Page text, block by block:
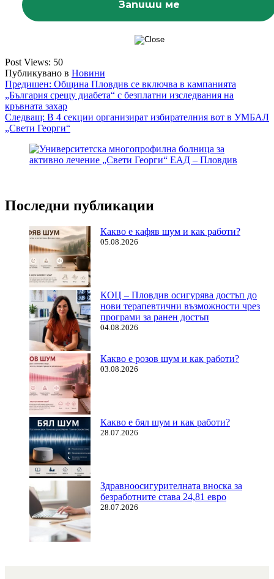
Post Views: 50
Публикувано в Новини
Навигация
Предишен: Община Пловдив се включва в кампанията
„България срещу диабета“ с безплатни изследвания на
кръвната захар
Следващ: В 4 секции организират избирателния вот в УМБАЛ
„Свети Георги“
Последни публикации
Какво е кафяв шум и как работи?
05.08.2026
КОЦ – Пловдив осигурява достъп до
нови терапевтични възможности чрез
програми за ранен достъп
04.08.2026
Какво е розов шум и как работи?
03.08.2026
Какво е бял шум и как работи?
28.07.2026
Здравноосигурителната вноска за
безработните става 24,81 евро
28.07.2026